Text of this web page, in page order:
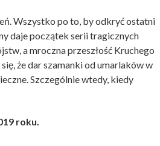
Wszystko po to, by odkryć ostatni
daje początek serii tragicznych
a mroczna przeszłość Kruchego
że dar szamanki od umarlaków w
Szczególnie wtedy, kiedy
roku.